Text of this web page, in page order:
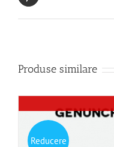
Produse similare
Reducere